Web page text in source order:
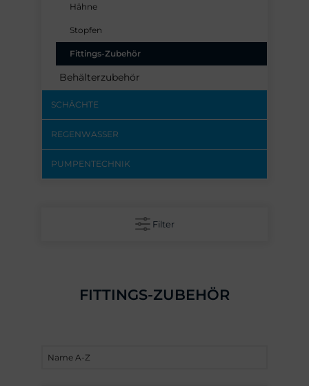
Hähne
Stopfen
Fittings-Zubehör
Behälterzubehör
SCHÄCHTE
REGENWASSER
PUMPENTECHNIK
Filter
FITTINGS-ZUBEHÖR